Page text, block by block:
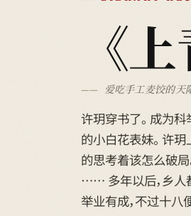
《
爱吃手工麦饺的天
许玥穿书了。 成为
的小白花表妹。 许
的思考着该怎么破局
…… 多年以后，乡人
举业有成，不过十八